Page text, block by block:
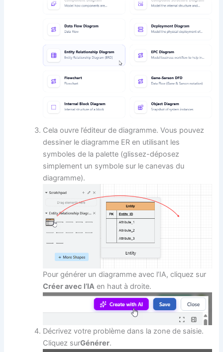
Cela ouvre l’éditeur de diagramme. Vous pouvez
dessiner le diagramme ER en utilisant les
symboles de la palette (glissez-déposez
simplement un symbole sur le canevas du
diagramme).
Pour générer un diagramme avec l’IA, cliquez sur
Créer avec l’IA en haut à droite.
Décrivez votre problème dans la zone de saisie.
Cliquez surGénérer.